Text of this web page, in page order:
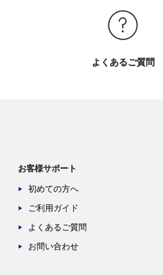
よくあるご質問
お客様サポート
初めての方へ
ご利用ガイド
よくあるご質問
お問い合わせ